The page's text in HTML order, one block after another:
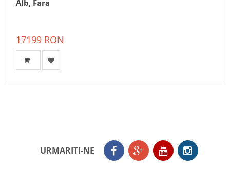
Alb, Fara
17199 RON
URMARITI-NE